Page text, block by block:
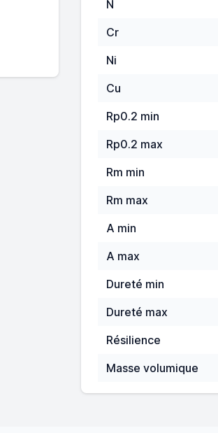
N
Cr
Ni
Cu
Rp0.2 min
Rp0.2 max
Rm min
Rm max
A min
A max
Dureté min
Dureté max
Résilience
Masse volumique